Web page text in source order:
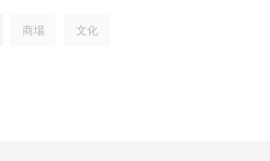
商場 文化